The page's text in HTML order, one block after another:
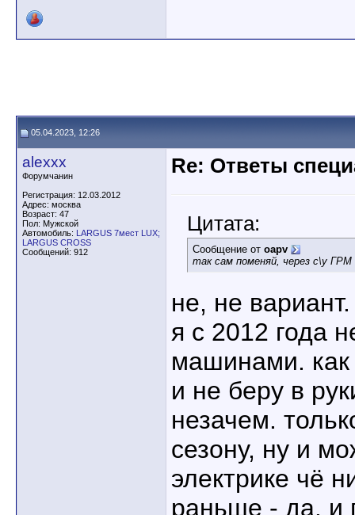
05.04.2023, 12:26
alexxx
Форумчанин
Регистрация: 12.03.2012
Адрес: москва
Возраст: 47
Пол: Мужской
Автомобиль: LARGUS 7мест LUX;
LARGUS CROSS
Сообщений: 912
Re: Ответы
Цитата:
Сообщение от oapv
так сам поменяй, через с\у
не, не вариант.
я с 2012 года
машинами. как
и не беру в
незачем.
сезону, ну и
электрике чё
раньше - да. и